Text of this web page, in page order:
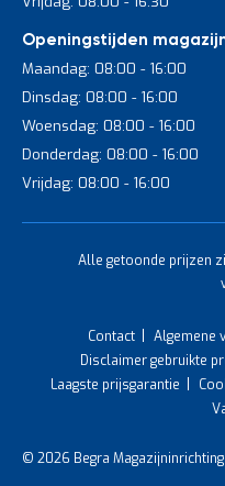
Openingstijden
Maandag: 08:00 - 16:00
Dinsdag: 08:00 - 16:00
Woensdag: 08:00 - 16:00
Donderdag: 08:00 - 16:00
Vrijdag: 08:00 - 16:00
Alle getoonde prijzen
Contact Algemene
Disclaimer gebruikte
Laagste prijsgarantie
© 2026 Begra